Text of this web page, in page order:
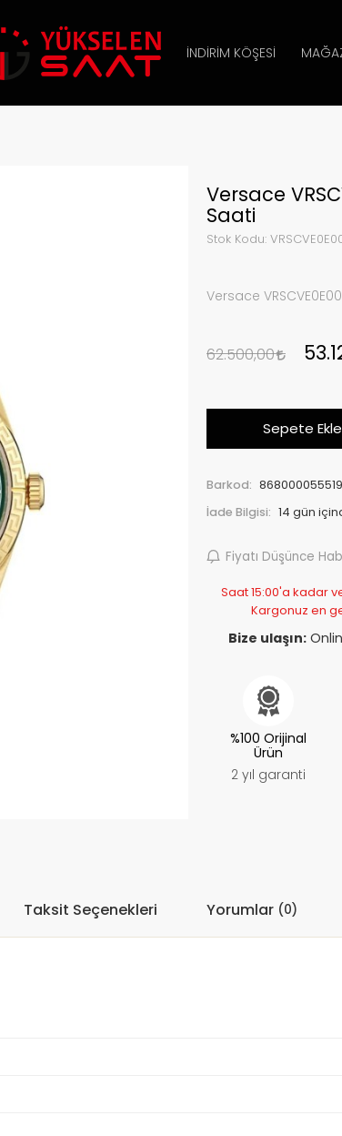
İNDIRIM KÖŞESI
Versace
Saati
Stok Kodu:
Versace
62.500,00
Sepete Ekle
Barkod:
İade Bilgisi:
Fiyatı Düşünce
Saat 15:00'a kadar
Kargonuz en
Bize ulaşın:
%100 Orijinal
Ürün
2 yıl garanti
Taksit Seçenekleri Yorumlar (0)